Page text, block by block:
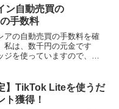
ン自動売買の
手数料
アの自動売買の手数料を確
私は、数千円の元金です
ジを使っていますので、こ
ところ無料でできます。で
ロボットを使う...
】TikTok Liteを使うだ
ト獲得！